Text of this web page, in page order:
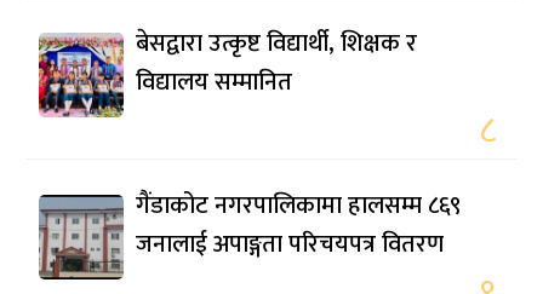
बेसद्वारा उत्कृष्ट विद्यार्थी, शिक्षक र
विद्यालय सम्मानित
८
गैंडाकोट नगरपालिकामा हालसम्म ८६९
जनालाई अपाङ्गता परिचयपत्र वितरण